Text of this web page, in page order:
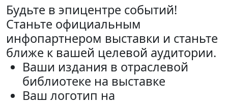
Будьте в эпицентре событий!
Станьте официальным
инфопартнером выставки и станьте
ближе к вашей целевой аудитории.
Ваши издания в отраслевой
библиотеке на выставке
Ваш логотип на